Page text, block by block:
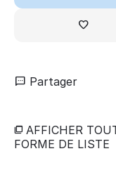
Partager
AFFICHER
FORME DE LISTE